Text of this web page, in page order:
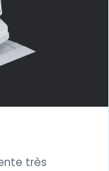
très